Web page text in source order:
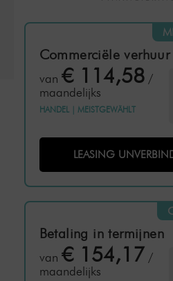
Commerciële verhuur
van € 114,58/
maandelijks
HANDEL MEISTGEWÄHLT
LEASING
Betaling in termijnen
van € 154,17 /
maandelijks